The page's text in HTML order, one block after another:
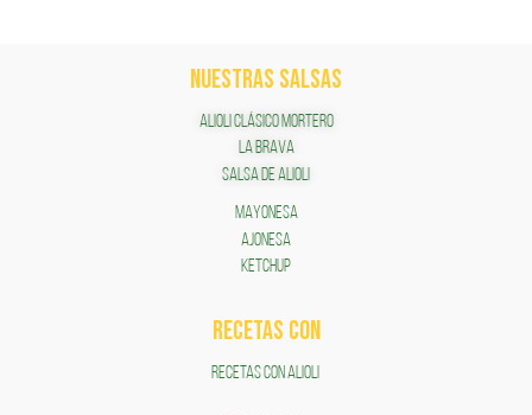
NUESTRAS SALSAS
ALIOLI CLÁSICO MORTERO
LA BRAVA
SALSA DE ALIOLI
MAYONESA
AJONESA
KETCHUP
RECETAS COn
RECETAS CON ALIOLI